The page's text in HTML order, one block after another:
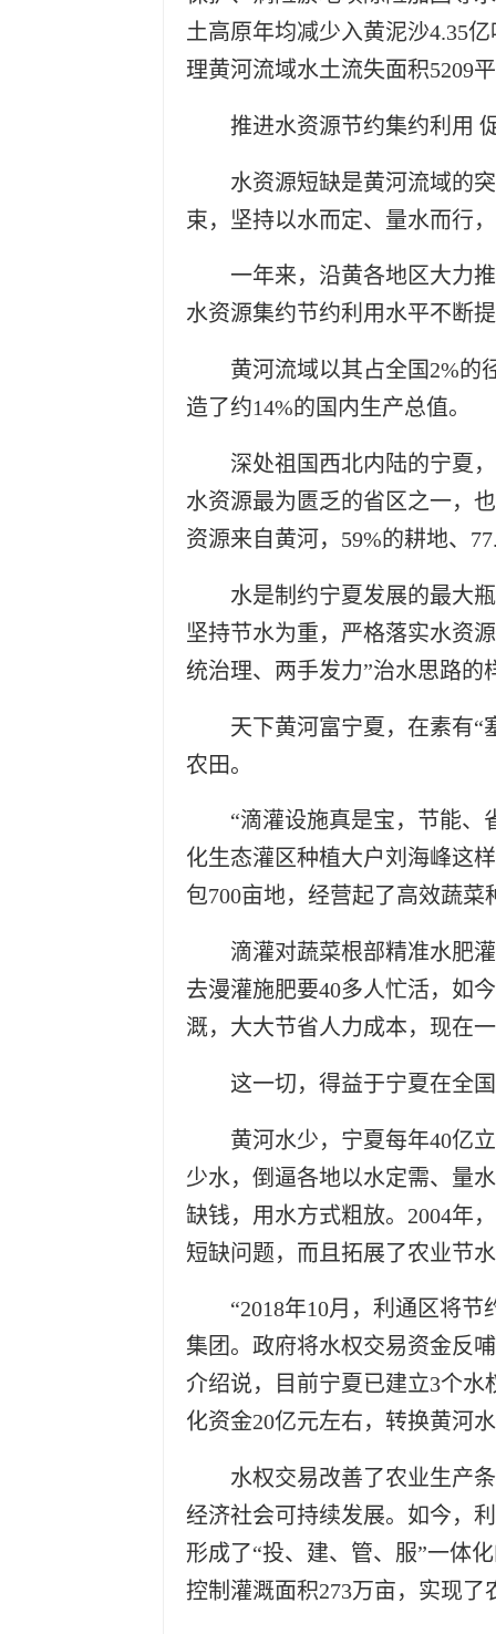
土高原年均减少入黄泥沙4.35
理黄河流域水土流失面积5209
推进水资源节约集约利用
水资源短缺是黄河流域的
束，坚持以水而定、量水而行
一年来，沿黄各地区大力
水资源集约节约利用水平不断
黄河流域以其占全国2%的
造了约14%的国内生产总值。
深处祖国西北内陆的宁夏
水资源最为匮乏的省区之一，
资源来自黄河，59%的耕地、
水是制约宁夏发展的最大
坚持节水为重，严格落实水资
统治理、两手发力”治水思路的
天下黄河富宁夏，在素有“
农田。
“滴灌设施真是宝，节能、
化生态灌区种植大户刘海峰这
包700亩地，经营起了高效蔬菜
滴灌对蔬菜根部精准水肥
去漫灌施肥要40多人忙活，如
溉，大大节省人力成本，现在
这一切，得益于宁夏在全
黄河水少，宁夏每年40亿
少水，倒逼各地以水定需、量
缺钱，用水方式粗放。2004年
短缺问题，而且拓展了农业节
“2018年10月，利通区将
集团。政府将水权交易资金反
介绍说，目前宁夏已建立3个水
化资金20亿元左右，转换黄河
水权交易改善了农业生产
经济社会可持续发展。如今，
形成了“投、建、管、服”一体
控制灌溉面积273万亩，实现